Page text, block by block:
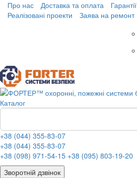
Про нас Доставка та оплата Гарантії
Реалізовані проекти
Заява на ремонт
Каталог
+38 (044) 355-83-07
+38 (044) 355-83-07
+38 (098) 971-54-15 +38 (095) 803-19-20
Зворотній дзвінок